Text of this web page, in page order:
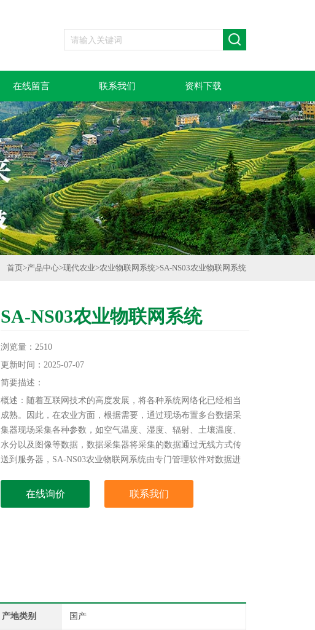
在线留言 联系我们 资料下载
首页>产品中心>现代农业>农业物联网系统>SA-NS03农业物联网系统
SA-NS03农业物联网系统
浏览量：2510
更新时间：2025-07-07
简要描述：
概述：随着互联网技术的高度发展，将各种系统网络化已经相当
成熟。因此，在农业方面，根据需要，通过现场布置多台数据采
集器现场采集各种参数，如空气温度、湿度、辐射、土壤温度、
水分以及图像等数据，数据采集器将采集的数据通过无线方式传
送到服务器，SA-NS03农业物联网系统由专门管理软件对数据进
在线询价 联系我们
产地类别 国产